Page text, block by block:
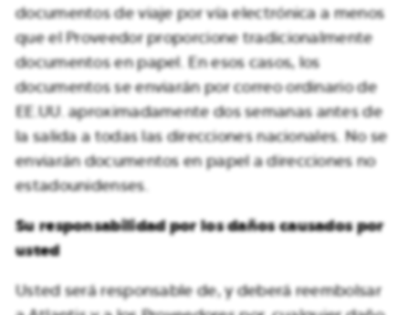
documentos de viaje por vía electrónica a menos
que el Proveedor proporcione tradicionalmente
documentos en papel. En esos casos, los
documentos se enviarán por correo ordinario de
EE.UU. aproximadamente dos semanas antes de
la salida a todas las direcciones nacionales. No se
enviarán documentos en papel a direcciones no
estadounidenses.
Su responsabilidad por los daños causados por
usted
Usted será responsable de, y deberá reembolsar